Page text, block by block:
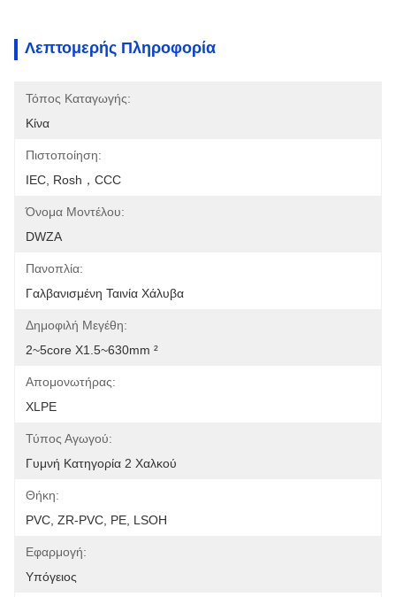
Λεπτομερής Πληροφορία
Τόπος Καταγωγής:
Κίνα
Πιστοποίηση:
IEC, Rosh，CCC
Όνομα Μοντέλου:
DWZA
Πανοπλία:
Γαλβανισμένη Ταινία Χάλυβα
Δημοφιλή Μεγέθη:
2~5core X1.5~630mm ²
Απομονωτήρας:
XLPE
Τύπος Αγωγού:
Γυμνή Κατηγορία 2 Χαλκού
Θήκη:
PVC, ZR-PVC, PE, LSOH
Εφαρμογή:
Υπόγειος